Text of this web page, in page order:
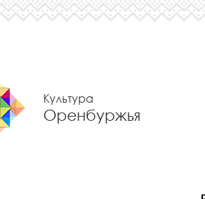
Культура
Оренбуржья